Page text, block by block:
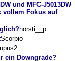
und MFC-J5013DW
vollem Fokus auf
horsti__p
Scorpio
ein Downgrade?